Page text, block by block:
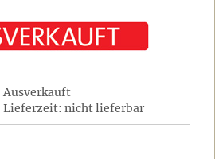
Ausverkauft
Lieferzeit: nicht lieferbar